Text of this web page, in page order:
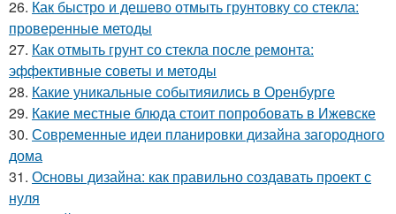
26. Как быстро и дешево отмыть грунтовку со стекла:
проверенные методы
27. Как отмыть грунт со стекла после ремонта:
эффективные советы и методы
28. Какие уникальные событияились в Оренбурге
29. Какие местные блюда стоит попробовать в Ижевске
30. Современные идеи планировки дизайна загородного
дома
31. Основы дизайна: как правильно создавать проект с
нуля